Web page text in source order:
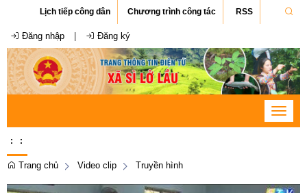
Lịch tiếp công dân Chương trình công tác RSS
Đăng nhập Đăng ký
Toggle
: :
Trang chủ Video clip Truyền hình